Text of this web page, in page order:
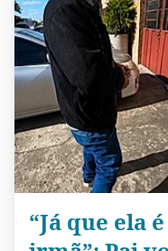
“Já que ela